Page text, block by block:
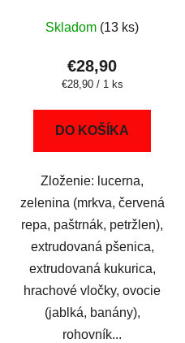
Skladom (13 ks)
€28,90
Jednotková
€28,90 / 1 ks
DO KOŠÍKA
Zloženie: lucerna,
zelenina (mrkva, červená
repa, paštrnák, petržlen),
extrudovaná pšenica,
extrudovaná kukurica,
hrachové vločky, ovocie
(jablká, banány),
rohovník...